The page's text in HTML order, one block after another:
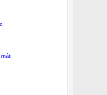
mát